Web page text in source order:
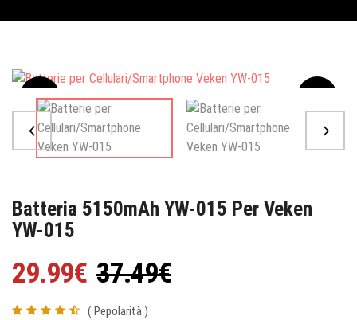
Sale
Batteria 5150mAh YW-015 Per Veken
YW-015
29.99€ 37.49€
( Pepolarità )